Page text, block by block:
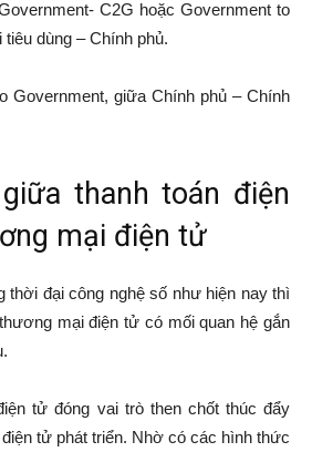
C2G hoặc Government to
dùng – Chính phủ.
Government, giữa Chính phủ – Chính
thanh toán điện
mại điện tử
thời đại công nghệ số như hiện nay thì
mại điện tử có mối quan hệ gắn
tử đóng vai trò then chốt thúc đẩy
tử phát triển. Nhờ có các hình thức